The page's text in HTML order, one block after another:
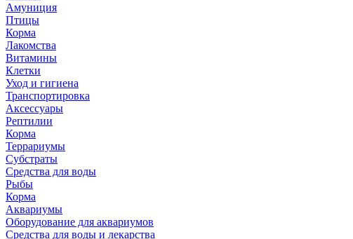
Амуниция
Птицы
Корма
Лакомства
Витамины
Клетки
Уход и гигиена
Транспортировка
Аксессуары
Рептилии
Корма
Террариумы
Субстраты
Средства для воды
Рыбы
Корма
Аквариумы
Оборудование для аквариумов
Средства для воды и лекарства